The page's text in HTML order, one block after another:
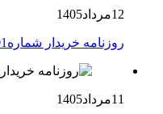
12مرداد1405
روزنامه خریدار شماره2201
11مرداد1405